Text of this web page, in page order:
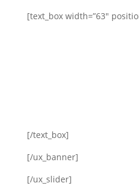
[text_box width=”63″
[/text_box]
[/ux_banner]
[/ux_slider]